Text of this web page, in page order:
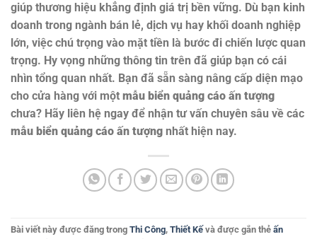
giúp thương hiệu khẳng định giá trị bền vững. Dù bạn kinh
doanh trong ngành bán lẻ, dịch vụ hay khối doanh nghiệp
lớn, việc chú trọng vào mặt tiền là bước đi chiến lược quan
trọng. Hy vọng những thông tin trên đã giúp bạn có cái
nhìn tổng quan nhất. Bạn đã sẵn sàng nâng cấp diện mạo
cho cửa hàng với một mẫu biển quảng cáo ấn tượng
chưa? Hãy liên hệ ngay để nhận tư vấn chuyên sâu về các
mẫu biển quảng cáo ấn tượng nhất hiện nay.
Bài viết này được đăng trong Thi Công, Thiết Kế và được gắn thẻ ấn